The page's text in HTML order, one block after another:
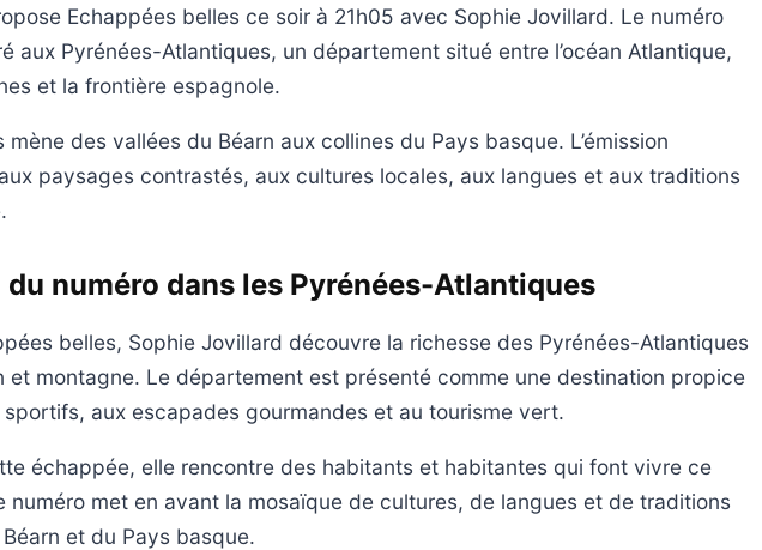
Echappées belles ce soir à 21h05 avec Sophie Jovillard. Le numéro
aux Pyrénées-Atlantiques, un département situé entre l’océan Atlantique,
et la frontière espagnole.
mène des vallées du Béarn aux collines du Pays basque. L’émission
aux paysages contrastés, aux cultures locales, aux langues et aux traditions
du numéro dans les Pyrénées-Atlantiques
belles, Sophie Jovillard découvre la richesse des Pyrénées-Atlantiques
et montagne. Le département est présenté comme une destination propice
sportifs, aux escapades gourmandes et au tourisme vert.
échappée, elle rencontre des habitants et habitantes qui font vivre ce
numéro met en avant la mosaïque de cultures, de langues et de traditions
et du Pays basque.